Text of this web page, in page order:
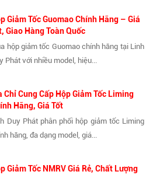
Giảm Tốc Guomao Chính Hãng – Giá
Giao Hàng Toàn Quốc
hộp giảm tốc Guomao chính hãng tại Linh
Phát với nhiều model, hiệu...
Chỉ Cung Cấp Hộp Giảm Tốc Liming
Hãng, Giá Tốt
Duy Phát phân phối hộp giảm tốc Liming
hãng, đa dạng model, giá...
Giảm Tốc NMRV Giá Rẻ, Chất Lượng